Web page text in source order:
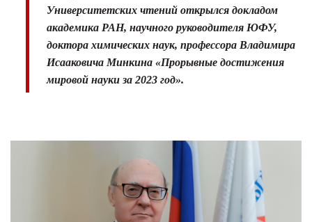
Университетских чтений открылся докладом
академика РАН, научного руководителя ЮФУ,
доктора химических наук, профессора Владимира
Исааковича Минкина «Прорывные достижения
мировой науки за 2023 год».